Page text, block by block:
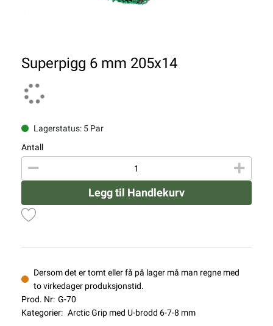
Superpigg 6 mm 205x14
Lagerstatus: 5 Par
Antall
Legg til Handlekurv
Dersom det er tomt eller få på lager må man regne med
to virkedager produksjonstid.
Prod. Nr: G-70
Kategorier: Arctic Grip med U-brodd 6-7-8 mm